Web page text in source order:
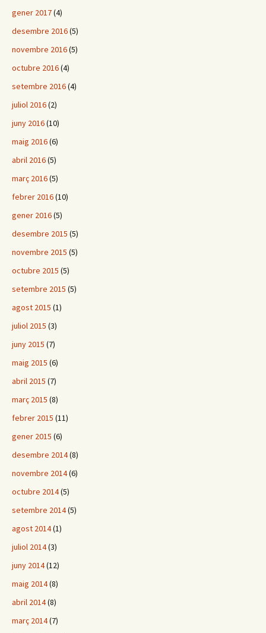
gener 2017(4)
desembre 2016(5)
novembre 2016(5)
octubre 2016(4)
setembre 2016(4)
juliol 2016(2)
juny 2016(10)
maig 2016(6)
abril 2016(5)
març 2016(5)
febrer 2016(10)
gener 2016(5)
desembre 2015 (5)
novembre 2015 (5)
octubre 2015 (5)
setembre 2015 (5)
agost 2015 (1)
juliol 2015 (3)
juny 2015 (7)
maig 2015 (6)
abril 2015 (7)
març 2015 (8)
febrer 2015 (11)
gener 2015 (6)
desembre 2014(8)
novembre 2014(6)
octubre 2014(5)
setembre 2014(5)
agost 2014(1)
juliol 2014(3)
juny 2014(12)
maig 2014(8)
abril 2014(8)
març 2014(7)